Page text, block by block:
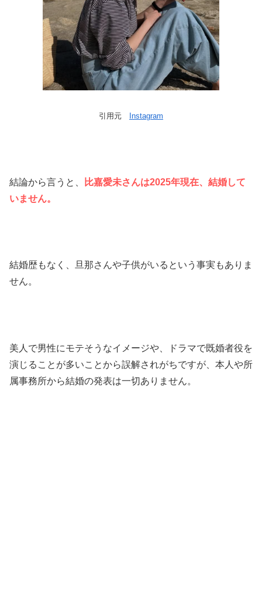
引用元 Instagram
結論から言うと、
比嘉愛未さんは2025年現在、結婚して
いません。
結婚歴もなく、旦那さんや子供がいるという事実もありま
せん。
美人で男性にモテそうなイメージや、ドラマで既婚者役を
演じることが多いことから誤解されがちですが、本人や所
属事務所から結婚の発表は一切ありません。